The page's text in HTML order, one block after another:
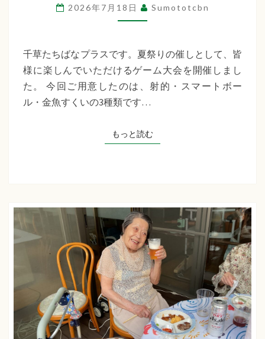
（ゲ
ー
大
会）
千
草
ち
ス
2026年7月18日 Sumototcbn
千草たちばなプラスです。夏祭りの催しとして、皆
様に楽しんでいただけるゲーム大会を開催しまし
た。 今回ご用意したのは、射的・スマートボー
ル・金魚すくいの3種類です…
もっと読むもっと読む